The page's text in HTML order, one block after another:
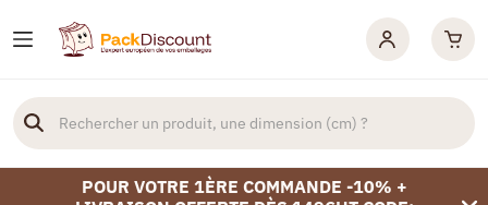
POUR VOTRE 1ÈRE COMMANDE -10% +